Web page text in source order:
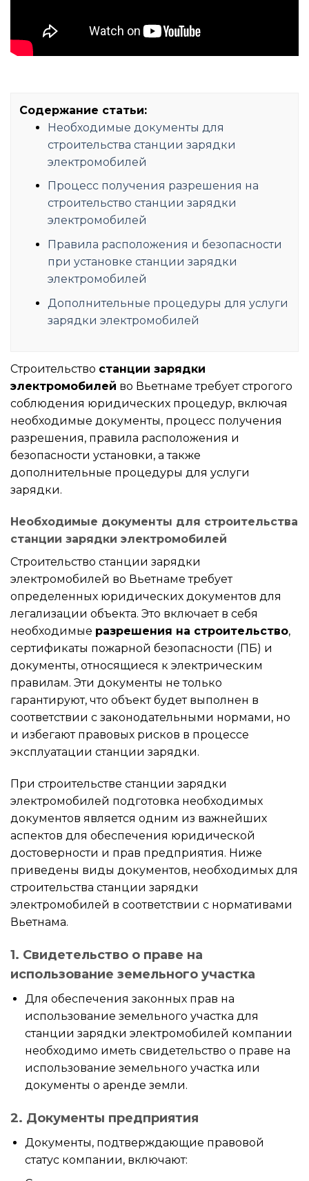
Содержание статьи:
Необходимые документы для
строительства станции зарядки
электромобилей
Процесс получения разрешения на
строительство станции зарядки
электромобилей
Правила расположения и безопасности
при установке станции зарядки
электромобилей
Дополнительные процедуры для услуги
зарядки электромобилей
Строительство станции зарядки
электромобилей во Вьетнаме требует строгого
соблюдения юридических процедур, включая
необходимые документы, процесс получения
разрешения, правила расположения и
безопасности установки, а также
дополнительные процедуры для услуги
зарядки.
Необходимые документы для строительства
станции зарядки электромобилей
Строительство станции зарядки
электромобилей во Вьетнаме требует
определенных юридических документов для
легализации объекта. Это включает в себя
необходимые разрешения на строительство,
сертификаты пожарной безопасности (ПБ) и
документы, относящиеся к электрическим
правилам. Эти документы не только
гарантируют, что объект будет выполнен в
соответствии с законодательными нормами, но
и избегают правовых рисков в процессе
эксплуатации станции зарядки.
При строительстве станции зарядки
электромобилей подготовка необходимых
документов является одним из важнейших
аспектов для обеспечения юридической
достоверности и прав предприятия. Ниже
приведены виды документов, необходимых для
строительства станции зарядки
электромобилей в соответствии с нормативами
Вьетнама.
1. Свидетельство о праве на
использование земельного участка
Для обеспечения законных прав на
использование земельного участка для
станции зарядки электромобилей компании
необходимо иметь свидетельство о праве на
использование земельного участка или
документы о аренде земли.
2. Документы предприятия
Документы, подтверждающие правовой
статус компании, включают: